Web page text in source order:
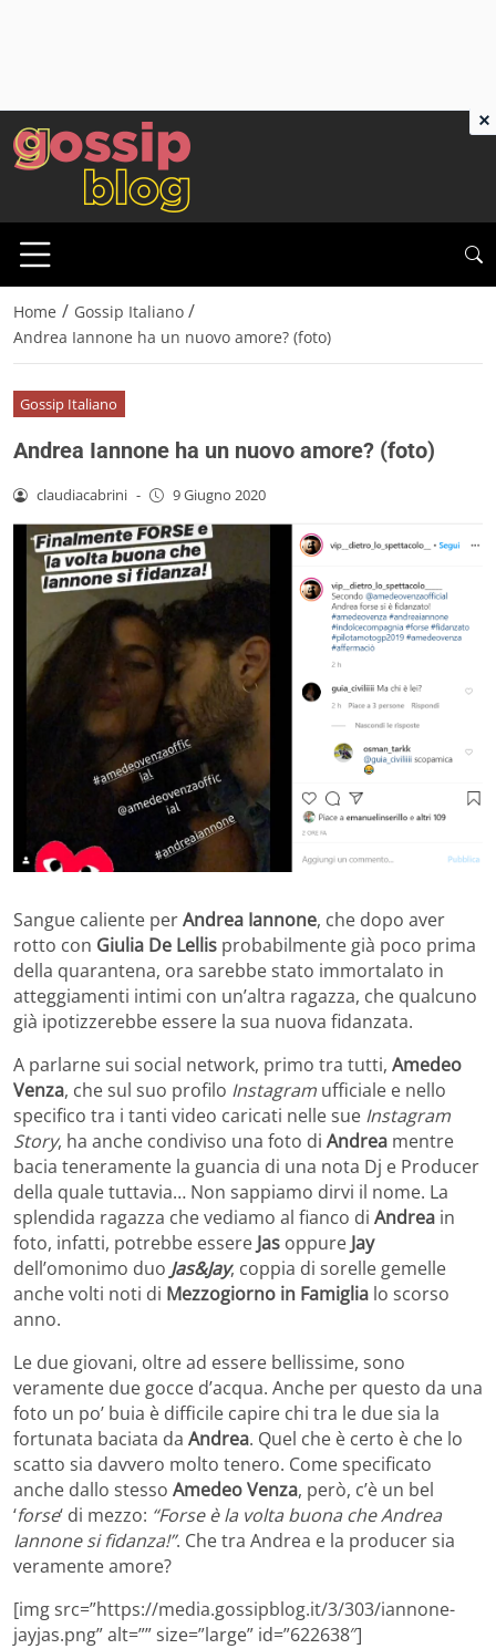
Home / Gossip Italiano /
Andrea Iannone ha un nuovo amore? (foto)
Gossip Italiano
Andrea Iannone ha un nuovo amore? (foto)
claudiacabrini - 9 Giugno 2020
Sangue caliente perAndrea Iannone, che dopo aver
rotto con Giulia De Lellis probabilmente già poco prima
della quarantena, ora sarebbe stato immortalato in
atteggiamenti intimi con un’altra ragazza, che qualcuno
già ipotizzerebbe essere la sua nuova fidanzata.
A parlarne sui social network, primo tra tutti, Amedeo
Venza, che sul suo profilo Instagram ufficiale e nello
specifico tra i tanti video caricati nelle sue Instagram
Story, ha anche condiviso una foto di Andrea mentre
bacia teneramente la guancia di una nota Dj e Producer
della quale tuttavia… Non sappiamo dirvi il nome. La
splendida ragazza che vediamo al fianco di Andrea in
foto, infatti, potrebbe essere Jas oppure Jay
dell’omonimo duo Jas&Jay, coppia di sorelle gemelle
anche volti noti di Mezzogiorno in Famiglia lo scorso
anno.
Le due giovani, oltre ad essere bellissime, sono
veramente due gocce d’acqua. Anche per questo da una
foto un po’ buia è difficile capire chi tra le due sia la
fortunata baciata da Andrea. Quel che è certo è che lo
scatto sia davvero molto tenero. Come specificato
anche dallo stesso Amedeo Venza, però, c’è un bel
‘forse‘ di mezzo: “Forse è la volta buona che Andrea
Iannone si fidanza!”. Che tra Andrea e la producer sia
veramente amore?
[img src=”https://media.gossipblog.it/3/303/iannone-
jayjas.png” alt=”” size=”large” id=”622638″]
×